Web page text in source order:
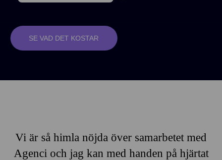
SE VAD DET KOSTAR
Vi är så himla nöjda över samarbetet med
Agenci och jag kan med handen på hjärtat